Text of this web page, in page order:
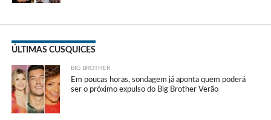
ÚLTIMAS CUSQUICES
BIG BROTHER
Em poucas horas, sondagem já aponta quem poderá
ser o próximo expulso do Big Brother Verão